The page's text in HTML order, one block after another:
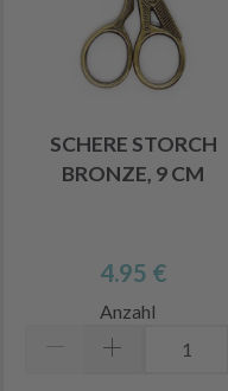
SCHERE STORCH
BRONZE, 9 CM
4.95 €
Anzahl